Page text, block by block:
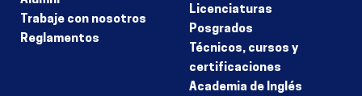
Trabaje con nosotros
Reglamentos
Licenciaturas
Posgrados
Técnicos, cursos y
certificaciones
Academia de Inglés